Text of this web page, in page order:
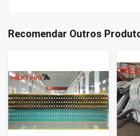
Recomendar Outros